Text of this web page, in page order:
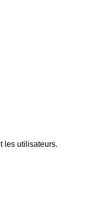
les utilisateurs.